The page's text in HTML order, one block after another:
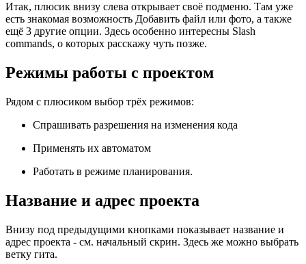
Итак, плюсик внизу слева открывает своё подменю. Там уже
есть знакомая возможность Добавить файл или фото, а также
ещё 3 другие опции. Здесь особенно интересны Slash
commands, о которых расскажу чуть позже.
Режимы работы с проектом
Рядом с плюсиком выбор трёх режимов:
Спрашивать разрешения на изменения кода
Применять их автоматом
Работать в режиме планирования.
Название и адрес проекта
Внизу под предыдущими кнопками показывает название и
адрес проекта - см. начальный скрин. Здесь же можно выбрать
ветку гита.